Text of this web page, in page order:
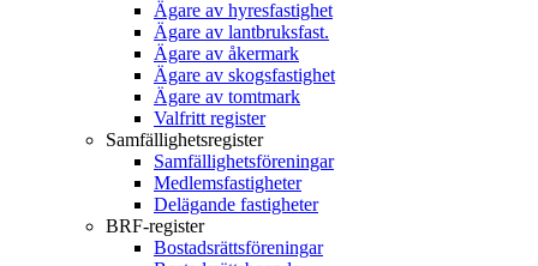
Ägare av hyresfastighet
Ägare av lantbruksfast.
Ägare av åkermark
Ägare av skogsfastighet
Ägare av tomtmark
Valfritt register
Samfällighetsregister
Samfällighetsföreningar
Medlemsfastigheter
Delägande fastigheter
BRF-register
Bostadsrättsföreningar